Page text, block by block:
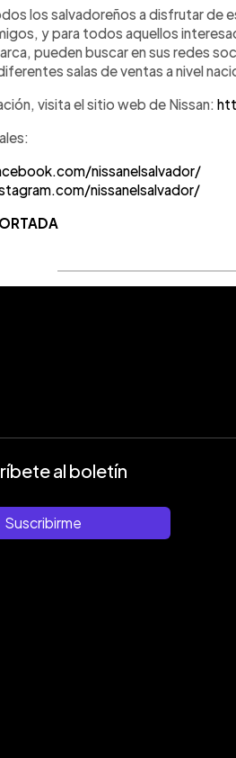
los salvadoreños a disfrutar de
y para todos aquellos
pueden buscar en sus redes
salas de ventas a nivel
visita el sitio web de Nissan:
nissanelsalvador/
nissanelsalvador/
al boletín
Suscribirme